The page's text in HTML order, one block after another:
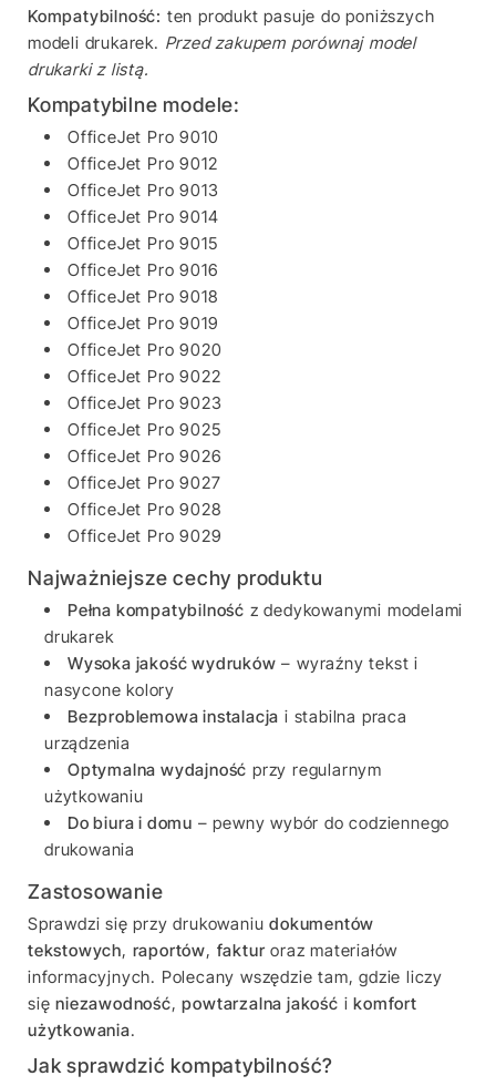
Kompatybilność: ten produkt pasuje do poniższych
modeli drukarek. Przed zakupem porównaj model
drukarki z listą.
Kompatybilne modele:
OfficeJet Pro 9010
OfficeJet Pro 9012
OfficeJet Pro 9013
OfficeJet Pro 9014
OfficeJet Pro 9015
OfficeJet Pro 9016
OfficeJet Pro 9018
OfficeJet Pro 9019
OfficeJet Pro 9020
OfficeJet Pro 9022
OfficeJet Pro 9023
OfficeJet Pro 9025
OfficeJet Pro 9026
OfficeJet Pro 9027
OfficeJet Pro 9028
OfficeJet Pro 9029
Najważniejsze cechy produktu
Pełna kompatybilność z dedykowanymi modelami
drukarek
Wysoka jakość wydruków – wyraźny tekst i
nasycone kolory
Bezproblemowa instalacja i stabilna praca
urządzenia
Optymalna wydajność przy regularnym
użytkowaniu
Do biura i domu – pewny wybór do codziennego
drukowania
Zastosowanie
Sprawdzi się przy drukowaniudokumentów
tekstowych, raportów, fakturoraz materiałów
informacyjnych. Polecany wszędzie tam, gdzie liczy
sięniezawodność,powtarzalna jakość ikomfort
użytkowania.
Jak sprawdzić kompatybilność?